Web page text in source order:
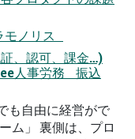
ノリス
、認可、課金…)
人事労務 振込
も⾃由に経営がで
ム」 裏側は、プロ